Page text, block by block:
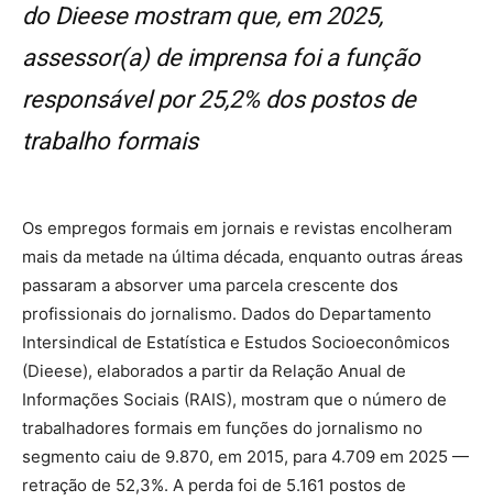
do Dieese mostram que, em 2025,
assessor(a) de imprensa foi a função
responsável por 25,2% dos postos de
trabalho formais
Os empregos formais em jornais e revistas encolheram
mais da metade na última década, enquanto outras áreas
passaram a absorver uma parcela crescente dos
profissionais do jornalismo. Dados do Departamento
Intersindical de Estatística e Estudos Socioeconômicos
(Dieese), elaborados a partir da Relação Anual de
Informações Sociais (RAIS), mostram que o número de
trabalhadores formais em funções do jornalismo no
segmento caiu de 9.870, em 2015, para 4.709 em 2025 —
retração de 52,3%. A perda foi de 5.161 postos de